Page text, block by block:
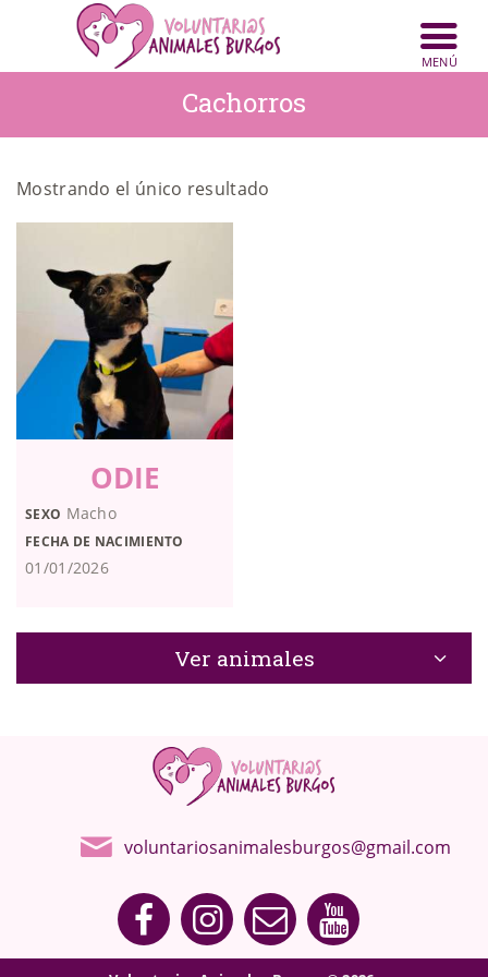
Cachorros
ANIMALES
NOTICIAS
ACTIVIDADES
CONTACTO
COLABORA
Mostrando el único resultado
ODIE
SEXO Macho
FECHA DE NACIMIENTO
01/01/2026
Ver animales
voluntariosanimalesburgos@gmail.com